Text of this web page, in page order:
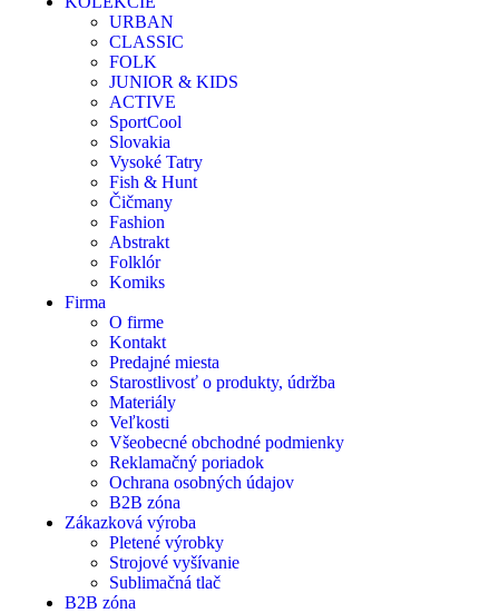
URBAN
CLASSIC
FOLK
JUNIOR & KIDS
ACTIVE
SportCool
Slovakia
Vysoké Tatry
Fish & Hunt
Čičmany
Fashion
Abstrakt
Folklór
Komiks
Firma
O firme
Kontakt
Predajné miesta
Starostlivosť o produkty, údržba
Materiály
Veľkosti
Všeobecné obchodné podmienky
Reklamačný poriadok
Ochrana osobných údajov
B2B zóna
Zákazková výroba
Pletené výrobky
Strojové vyšívanie
Sublimačná tlač
B2B zóna